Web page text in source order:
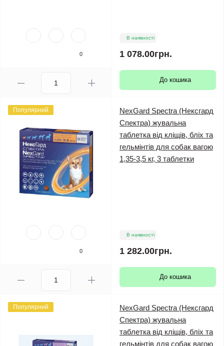
0
В наявності
1 078.00грн.
До кошика
Популярний
0
NexGard Spectra (Нексгард
Спектра) жувальна
таблетка від кліщів, бліх та
гельмінтів для собак вагою
1,35-3,5 кг, 3 таблетки
В наявності
1 282.00грн.
До кошика
Популярний
NexGard Spectra (Нексгард
Спектра) жувальна
таблетка від кліщів, бліх та
гельмінтів для собак вагою